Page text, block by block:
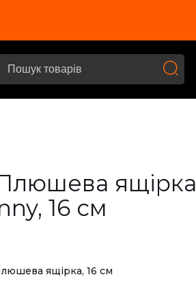
Плюшева ящірка
16 см
ящірка, 16 см